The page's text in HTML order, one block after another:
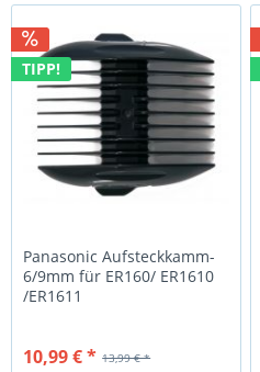
TIPP!
Panasonic Aufsteckkamm-
6/9mm für ER160/ ER1610
/ER1611
13,99 € *
10,99 € *